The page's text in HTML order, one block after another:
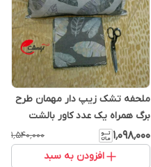
ملحفه تشک زیپ دار مهمان طرح
برگ همراه یک عدد کاور بالشت
برند خوشنام هگمتان
۱٬۰۹۸٬۰۰۰ ۱٬۵۴۰٬۰۰۰
افزودن به سبد